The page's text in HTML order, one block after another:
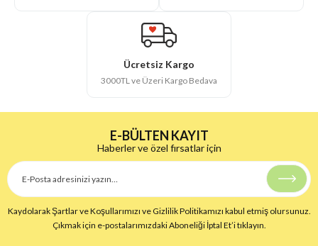
Ücretsiz Kargo
3000TL ve Üzeri Kargo Bedava
E-BÜLTEN KAYIT
Haberler ve özel fırsatlar için
Kaydolarak Şartlar ve Koşullarımızı ve Gizlilik Politikamızı kabul etmiş olursunuz.
Çıkmak için e-postalarımızdaki Aboneliği İptal Et’i tıklayın.